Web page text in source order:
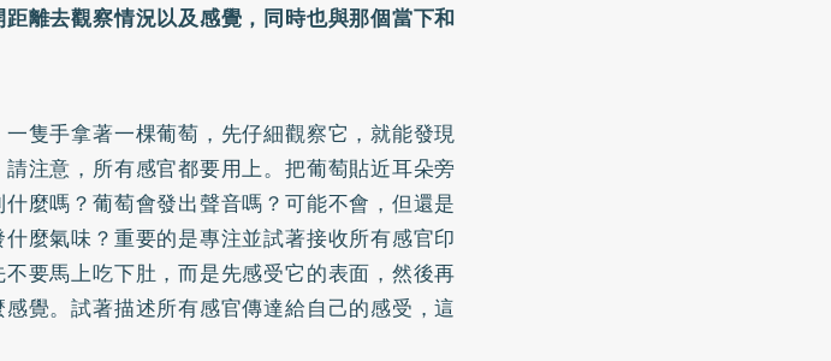
離去觀察情況以及感覺，同時也與那個當下和
隻手拿著一棵葡萄，先仔細觀察它，就能發現
注意，所有感官都要用上。把葡萄貼近耳朵旁
麼嗎？葡萄會發出聲音嗎？可能不會，但還是
麼氣味？重要的是專注並試著接收所有感官印
要馬上吃下肚，而是先感受它的表面，然後再
覺。試著描述所有感官傳達給自己的感受，這